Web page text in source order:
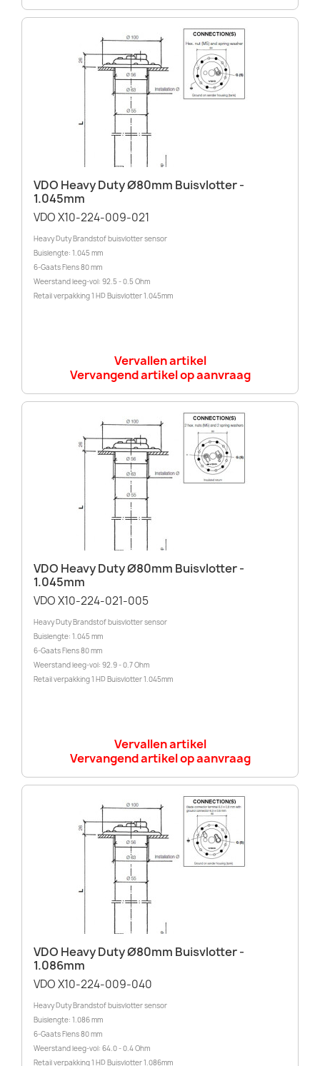
VDO Heavy Duty Ø80mm Buisvlotter -
1.045mm
VDO X10-224-009-021
Heavy Duty Brandstof buisvlotter sensor
Buislengte: 1.045 mm
6-Gaats Flens 80 mm
Weerstand leeg-vol: 92.5 - 0.5 Ohm
Retail verpakking 1 HD Buisvlotter 1.045mm
Vervallen artikel
Vervangend artikel op aanvraag
VDO Heavy Duty Ø80mm Buisvlotter -
1.045mm
VDO X10-224-021-005
Heavy Duty Brandstof buisvlotter sensor
Buislengte: 1.045 mm
6-Gaats Flens 80 mm
Weerstand leeg-vol: 92.9 - 0.7 Ohm
Retail verpakking 1 HD Buisvlotter 1.045mm
Vervallen artikel
Vervangend artikel op aanvraag
VDO Heavy Duty Ø80mm Buisvlotter -
1.086mm
VDO X10-224-009-040
Heavy Duty Brandstof buisvlotter sensor
Buislengte: 1.086 mm
6-Gaats Flens 80 mm
Weerstand leeg-vol: 64.0 - 0.4 Ohm
Retail verpakking 1 HD Buisvlotter 1.086mm